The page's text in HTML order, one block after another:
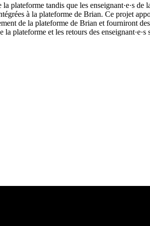
plateforme tandis que les enseignant·e·s de
à la plateforme de Brian. Ce projet
de la plateforme de Brian et fourniront
la plateforme et les retours des